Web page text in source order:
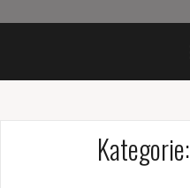
Kategorie: